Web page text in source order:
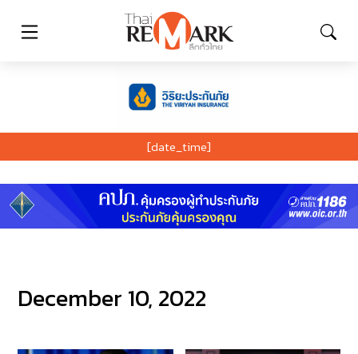
[date_time]
December 10, 2022